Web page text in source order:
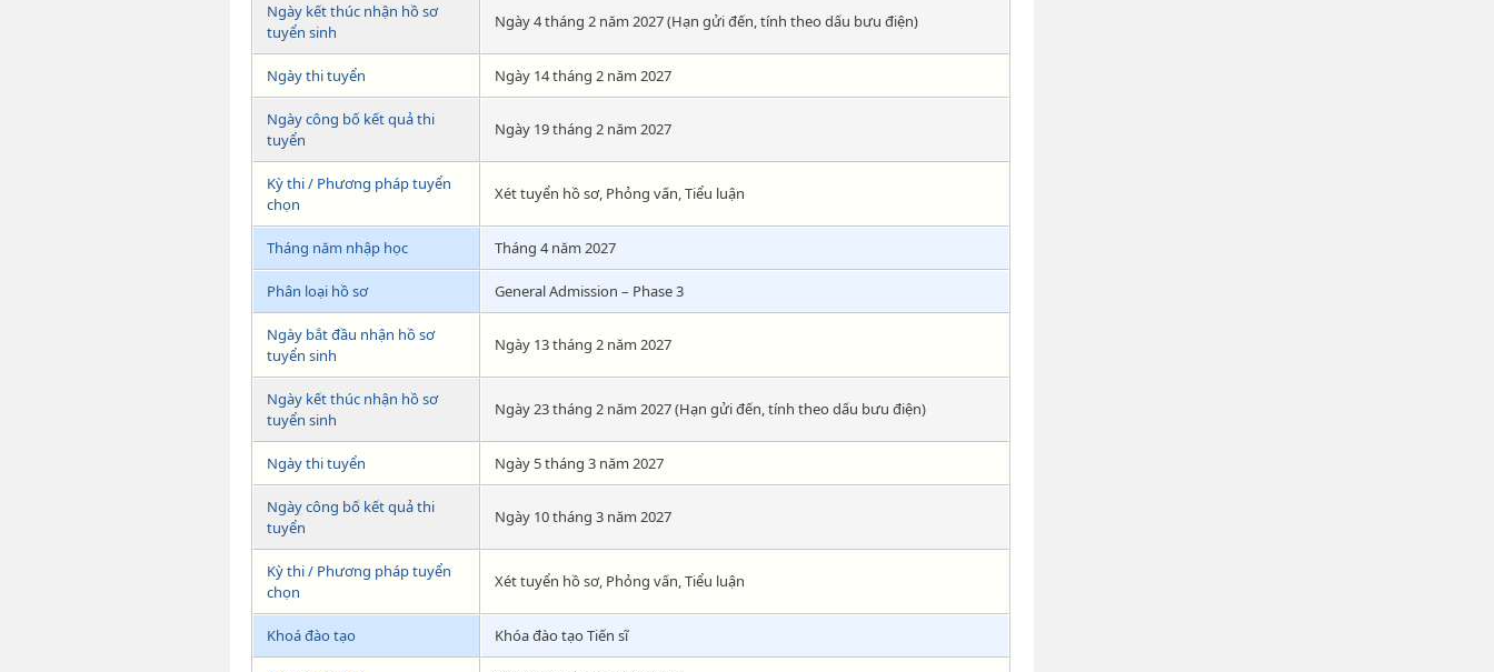
Ngày kết thúc nhận hồ sơ
tuyển sinh
Ngày 4 tháng 2 năm 2027 (Hạn gửi đến, tính theo dấu bưu điện)
Ngày thi tuyển Ngày 14 tháng 2 năm 2027
Ngày công bố kết quả thi
tuyển
Ngày 19 tháng 2 năm 2027
Kỳ thi / Phương pháp tuyển
chọn
Xét tuyển hồ sơ, Phỏng vấn, Tiểu luận
Tháng năm nhập học Tháng 4 năm 2027
Phân loại hồ sơ General Admission – Phase 3
Ngày bắt đầu nhận hồ sơ
tuyển sinh
Ngày 13 tháng 2 năm 2027
Ngày kết thúc nhận hồ sơ
tuyển sinh
Ngày 23 tháng 2 năm 2027 (Hạn gửi đến, tính theo dấu bưu điện)
Ngày thi tuyển Ngày 5 tháng 3 năm 2027
Ngày công bố kết quả thi
tuyển
Ngày 10 tháng 3 năm 2027
Kỳ thi / Phương pháp tuyển
chọn
Xét tuyển hồ sơ, Phỏng vấn, Tiểu luận
Khoá đào tạo Khóa đào tạo Tiến sĩ